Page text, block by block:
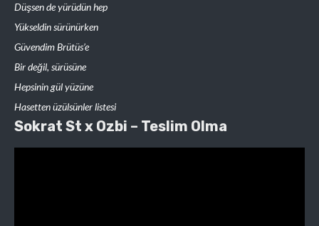
Düşsen de yürüdün hep
Yükseldin sürünürken
Güvendim Brütüs’e
Bir değil, sürüsüne
Hepsinin gül yüzüne
Hasetten üzülsünler listesi
Sokrat St x Ozbi – Teslim Olma